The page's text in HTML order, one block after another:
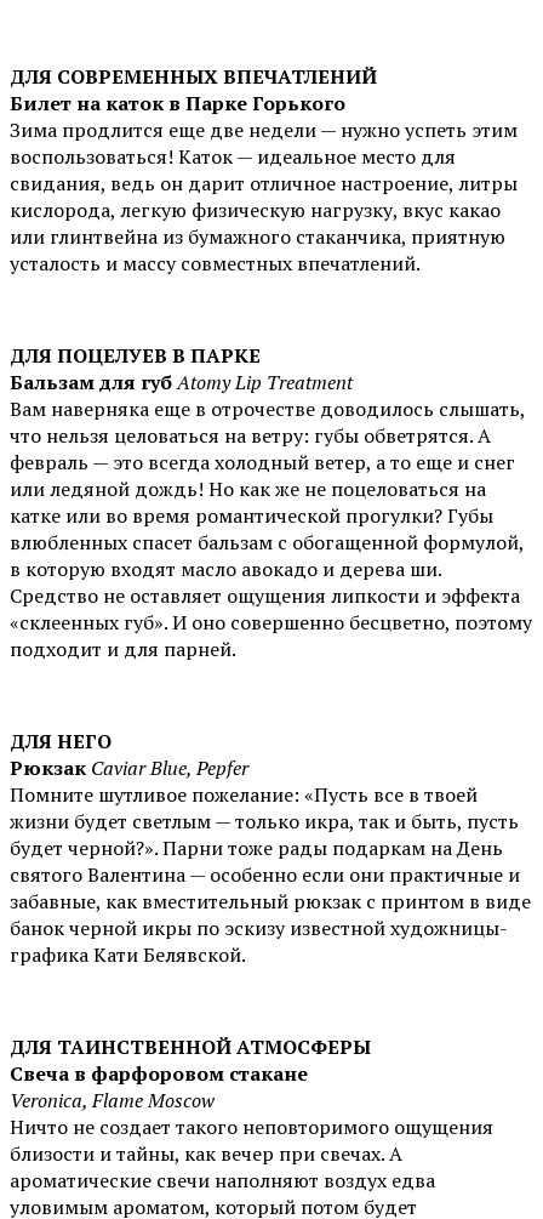
ДЛЯ СОВРЕМЕННЫХ ВПЕЧАТЛЕНИЙ
Билет на каток в Парке Горького
Зима продлится еще две недели — нужно успеть этим
воспользоваться! Каток — идеальное место для
свидания, ведь он дарит отличное настроение, литры
кислорода, легкую физическую нагрузку, вкус какао
или глинтвейна из бумажного стаканчика, приятную
усталость и массу совместных впечатлений.
ДЛЯ ПОЦЕЛУЕВ В ПАРКЕ
Бальзам для губAtomy Lip Treatment
Вам наверняка еще в отрочестве доводилось слышать,
что нельзя целоваться на ветру: губы обветрятся. А
февраль — это всегда холодный ветер, а то еще и снег
или ледяной дождь! Но как же не поцеловаться на
катке или во время романтической прогулки? Губы
влюбленных спасет бальзам с обогащенной формулой,
в которую входят масло авокадо и дерева ши.
Средство не оставляет ощущения липкости и эффекта
«склеенных губ». И оно совершенно бесцветно, поэтому
подходит и для парней.
ДЛЯ НЕГО
Рюкзак Caviar Blue, Pepfer
Помните шутливое пожелание: «Пусть все в твоей
жизни будет светлым — только икра, так и быть, пусть
будет черной?». Парни тоже рады подаркам на День
святого Валентина — особенно если они практичные и
забавные, как вместительный рюкзак с принтом в виде
банок черной икры по эскизу известной художницы-
графика Кати Белявской.
ДЛЯ ТАИНСТВЕННОЙ АТМОСФЕРЫ
Свеча в фарфоровом стакане
Veronica, Flame Moscow
Ничто не создает такого неповторимого ощущения
близости и тайны, как вечер при свечах. А
ароматические свечи наполняют воздух едва
уловимым ароматом, который потом будет